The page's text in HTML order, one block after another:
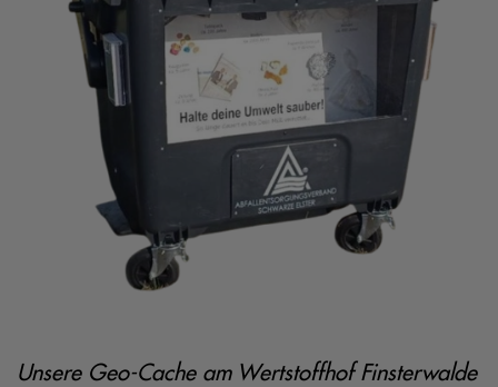
Unsere Geo-Cache am Wertstoffhof Finsterwalde